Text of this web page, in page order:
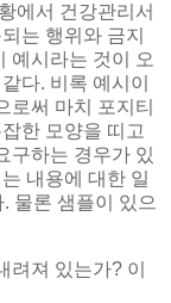
에서 건강관리서
는 행위와 금지
예시라는 것이 오
다. 비록 예시이
로써 마치 포지티
한 모양을 띠고
구하는 경우가 있
내용에 대한 일
물론 샘플이 있으
려져 있는가? 이